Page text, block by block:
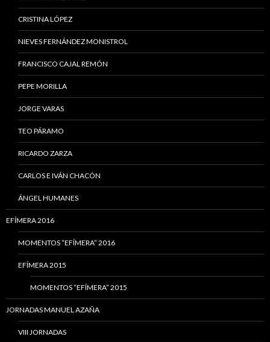
CRISTINA LÓPEZ
NIEVES FERNÁNDEZ MONISTROL
FRANCISCO CAJAL REMÓN
PEPE MORILLA
JORGE VARAS
TEO PÁRAMO
RICARDO ZARZA
CARLOS E IVÁN CHACÓN
ÁNGEL HUMANES
EFÍMERA 2016
MOMENTOS “EFÍMERA” 2016
EFÍMERA 2015
MOMENTOS “EFÍMERA” 2015
JORNADAS MANUEL AZAÑA
VIII JORNADAS